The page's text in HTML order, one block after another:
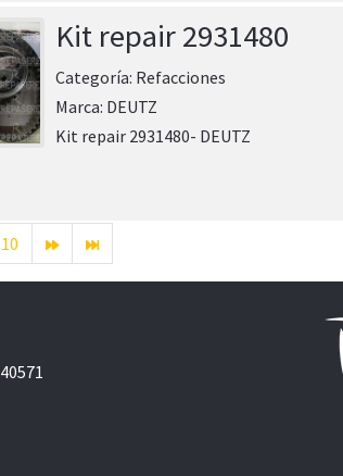
Kit repair 2931480
Categoría: Refacciones
Marca: DEUTZ
Kit repair 2931480- DEUTZ
10